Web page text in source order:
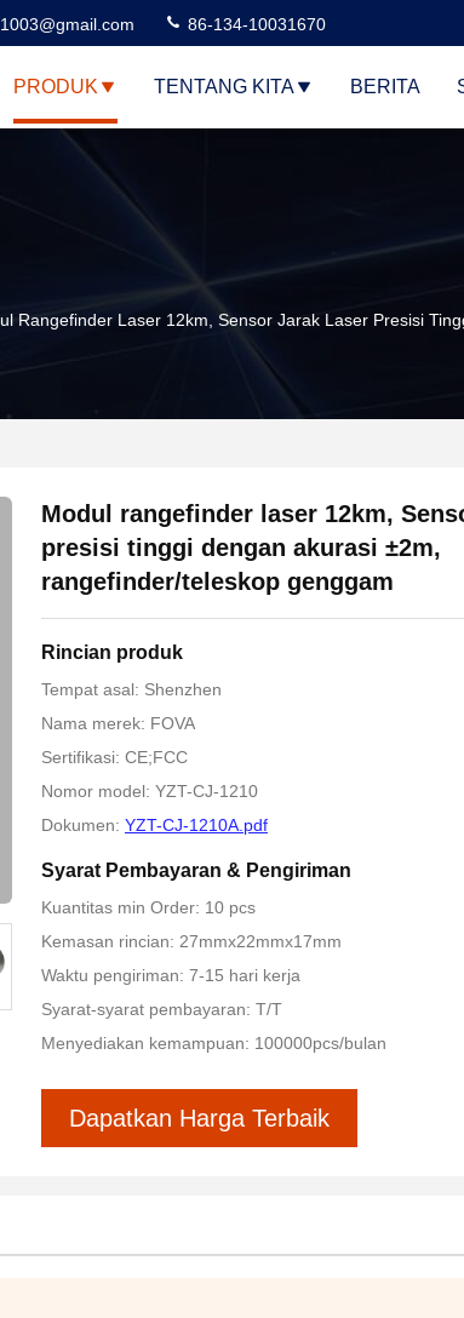
86-134-10031670
PRODUK TENTANG KITA BERITA
Rangefinder Laser 12km, Sensor Jarak Laser Presisi
Modul rangefinder laser 12km,
presisi tinggi dengan akurasi ±2m,
rangefinder/teleskop genggam
Rincian produk
Tempat asal: Shenzhen
Nama merek: FOVA
Sertifikasi: CE;FCC
Nomor model: YZT-CJ-1210
Dokumen: YZT-CJ-1210A.pdf
Syarat Pembayaran & Pengiriman
Kuantitas min Order: 10 pcs
Kemasan rincian: 27mmx22mmx17mm
Waktu pengiriman: 7-15 hari kerja
Syarat-syarat pembayaran: T/T
Menyediakan kemampuan: 100000pcs/bulan
Dapatkan Harga Terbaik